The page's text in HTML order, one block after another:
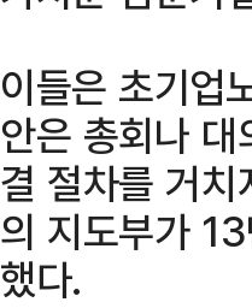
이들은 초기업
안은 총회나
결 절차를 거
의 지도부가
했다.